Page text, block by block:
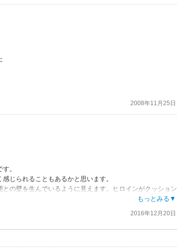
2008年11月25日
。
じられることもあるかと思います。
の壁を生んでいるように見えます。ヒロインがクッション
もっとみる▼
2016年12月20日